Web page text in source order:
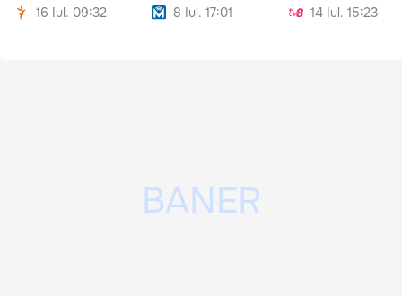
16 Iul. 09:32
8 Iul. 17:01
14 Iul. 15:23